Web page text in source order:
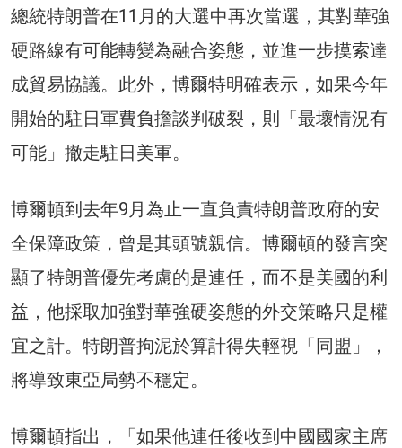
總統特朗普在11月的大選中再次當選，其對華強
硬路線有可能轉變為融合姿態，並進一步摸索達
成貿易協議。此外，博爾特明確表示，如果今年
開始的駐日軍費負擔談判破裂，則「最壞情況有
可能」撤走駐日美軍。
博爾頓到去年9月為止一直負責特朗普政府的安
全保障政策，曾是其頭號親信。博爾頓的發言突
顯了特朗普優先考慮的是連任，而不是美國的利
益，他採取加強對華強硬姿態的外交策略只是權
宜之計。特朗普拘泥於算計得失輕視「同盟」，
將導致東亞局勢不穩定。
博爾頓指出，「如果他連任後收到中國國家主席